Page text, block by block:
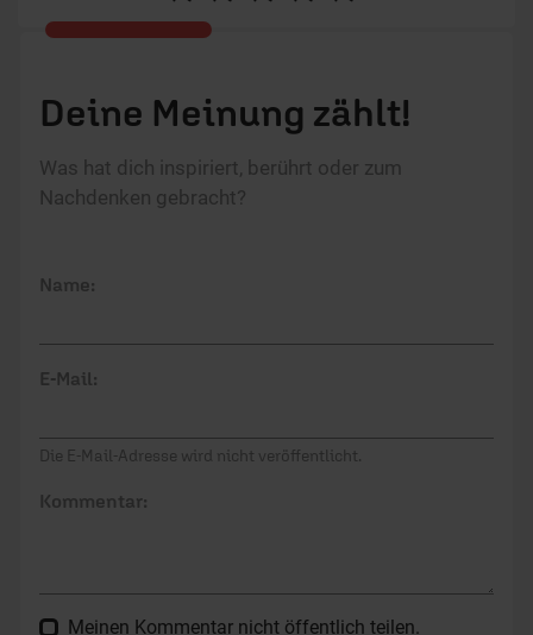
Deine Meinung zählt!
Was hat dich inspiriert, berührt oder zum
Nachdenken gebracht?
Name:
E-Mail:
Die E-Mail-Adresse wird nicht veröffentlicht.
Kommentar:
Meinen Kommentar nicht öffentlich teilen.